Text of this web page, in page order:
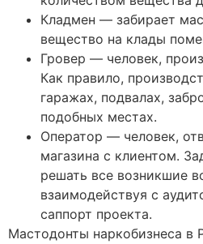
Кладмен — забирает
вещество на клады
Гровер — человек,
Как правило,
гаражах, подвалах,
подобных местах.
Оператор — человек,
магазина с клиентом.
решать все возникшие
взаимодействуя с
саппорт проекта.
Мастодонты наркобизнеса в